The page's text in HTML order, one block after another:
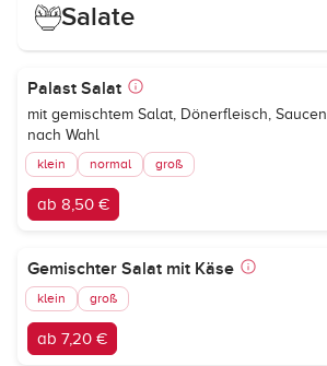
Salate
Palast Salat
mit gemischtem Salat, Dönerfleisch, Saucen
nach Wahl
klein normal groß
ab 8,50 €
Gemischter Salat mit Käse
klein groß
ab 7,20 €